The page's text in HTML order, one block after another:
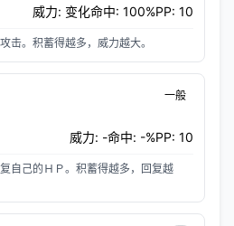
威力: 变化命中: 100%PP: 10
击。积蓄得越多，威力越大。
一般
威力: -命中: -%PP: 10
自己的ＨＰ。积蓄得越多，回复越